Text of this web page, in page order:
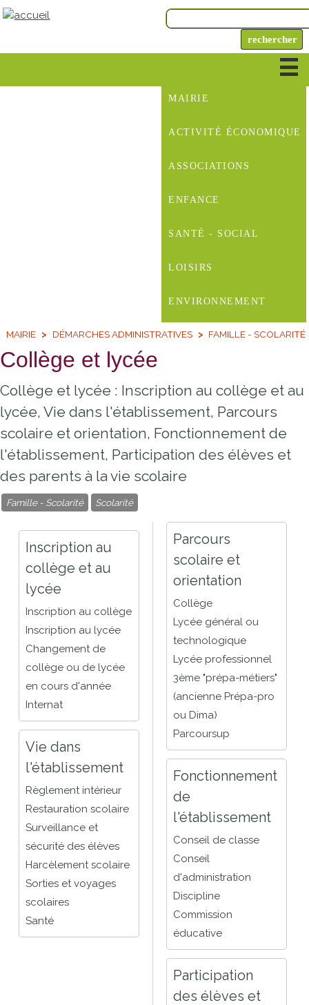
MAIRIE
ACTIVITÉ ÉCONOMIQUE
ASSOCIATIONS
ENFANCE
SANTÉ - SOCIAL
LOISIRS
ENVIRONNEMENT
MAIRIE DÉMARCHES ADMINISTRATIVES FAMILLE - SCOLARITÉ
Collège et lycée
Collège et lycée : Inscription au collège et au
lycée, Vie dans l'établissement, Parcours
scolaire et orientation, Fonctionnement de
l'établissement, Participation des élèves et
des parents à la vie scolaire
Famille - Scolarité Scolarité
Inscription au
collège et au
lycée
Inscription au collège
Inscription au lycée
Changement de
collège ou de lycée
en cours d'année
Internat
Vie dans
l'établissement
Règlement intérieur
Restauration scolaire
Surveillance et
sécurité des élèves
Harcèlement scolaire
Sorties et voyages
scolaires
Santé
Parcours
scolaire et
orientation
Collège
Lycée général ou
technologique
Lycée professionnel
3ème "prépa-métiers"
(ancienne Prépa-pro
ou Dima)
Parcoursup
Fonctionnement
de
l'établissement
Conseil de classe
Conseil
d'administration
Discipline
Commission
éducative
Participation
des élèves et